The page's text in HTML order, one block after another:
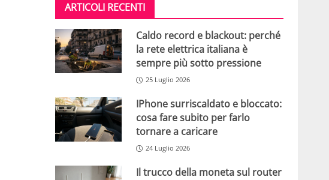
ARTICOLI RECENTI
Caldo record e blackout: perché
la rete elettrica italiana è
sempre più sotto pressione
25 Luglio 2026
IPhone surriscaldato e bloccato:
cosa fare subito per farlo
tornare a caricare
24 Luglio 2026
Il trucco della moneta sul router